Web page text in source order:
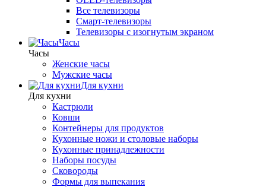
Все телевизоры
Смарт-телевизоры
Телевизоры с изогнутым экраном
Часы
Часы
Женские часы
Мужские часы
Для кухни
Для кухни
Кастрюли
Ковши
Контейнеры для продуктов
Кухонные ножи и столовые наборы
Кухонные принадлежности
Наборы посуды
Сковороды
Формы для выпекания